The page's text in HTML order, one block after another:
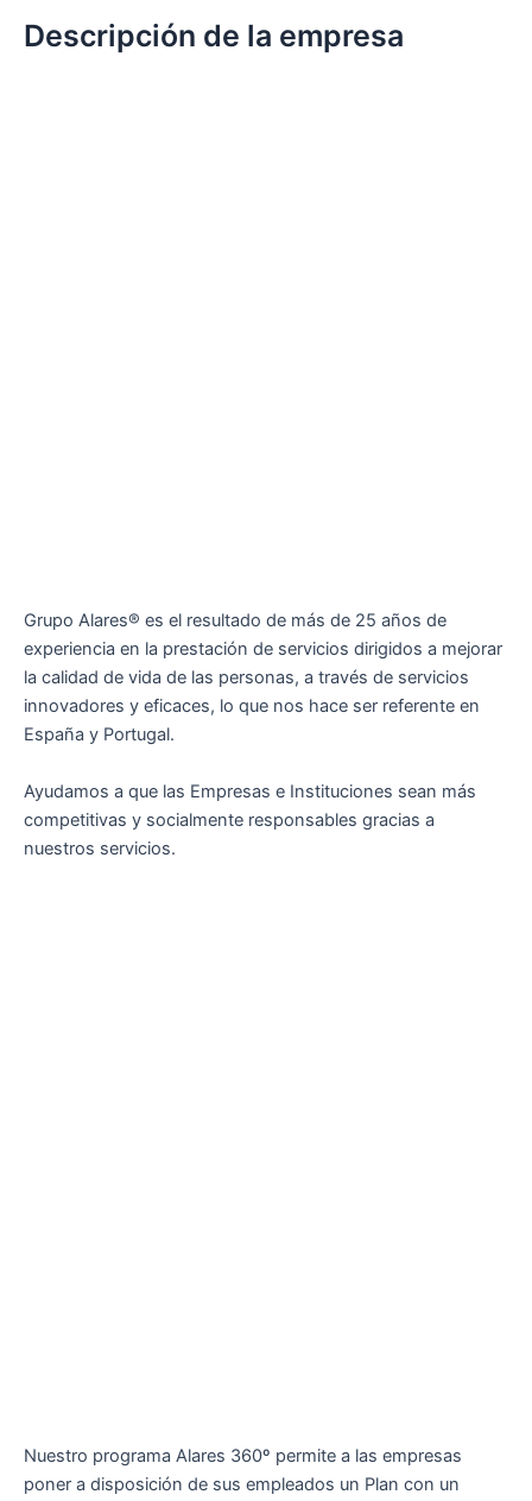
Descripción de la empresa
Grupo Alares® es el resultado de más de 25 años de
experiencia en la prestación de servicios dirigidos a mejorar
la calidad de vida de las personas, a través de servicios
innovadores y eficaces, lo que nos hace ser referente en
España y Portugal.
Ayudamos a que las Empresas e Instituciones sean más
competitivas y socialmente responsables gracias a
nuestros servicios.
Nuestro programa Alares 360º permite a las empresas
poner a disposición de sus empleados un Plan con un